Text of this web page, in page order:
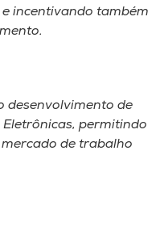
incentivando também
desenvolvimento de
permitindo
de trabalho